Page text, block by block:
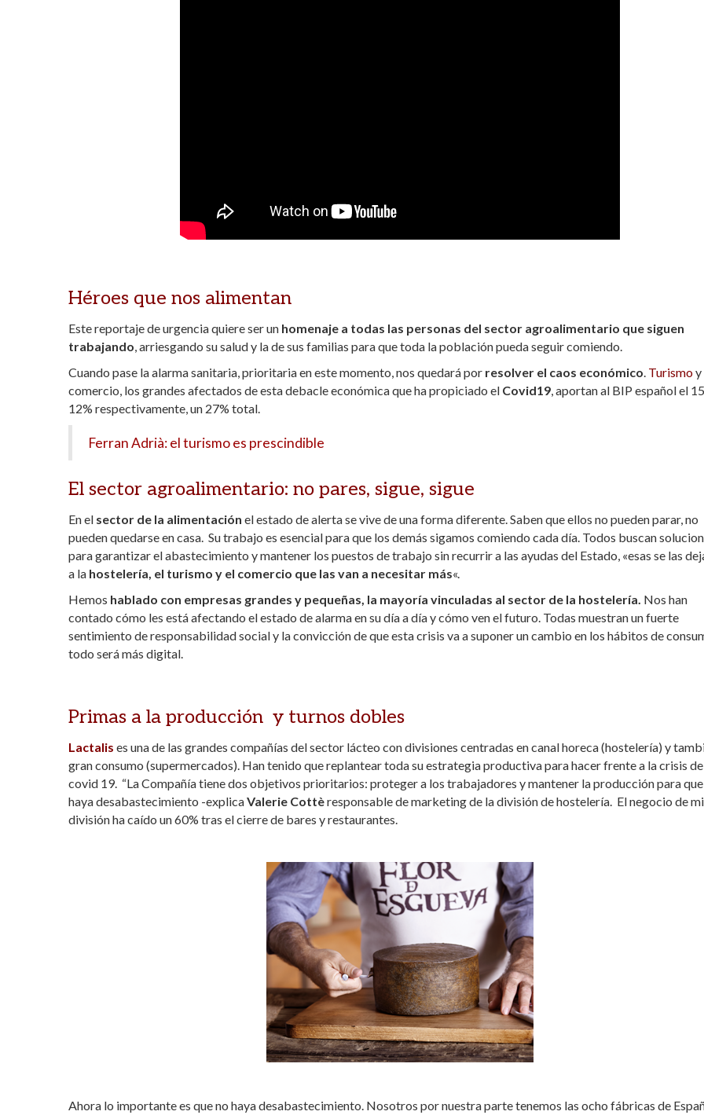
Héroes que nos alimentan
Este reportaje de urgencia quiere ser un homenaje a todas las personas del sector agroalimentario que siguen
trabajando, arriesgando su salud y la de sus familias para que toda la población pueda seguir comiendo.
Cuando pase la alarma sanitaria, prioritaria en este momento, nos quedará por resolver el caos económico. Turismoy
comercio, los grandes afectados de esta debacle económica que ha propiciado el Covid19, aportan al BIP español el
12% respectivamente, un 27% total.
Ferran Adrià: el turismo es prescindible
El sector agroalimentario: no pares, sigue, sigue
En el sector de la alimentación el estado de alerta se vive de una forma diferente. Saben que ellos no pueden parar, no
pueden quedarse en casa. Su trabajo es esencial para que los demás sigamos comiendo cada día. Todos buscan
para garantizar el abastecimiento y mantener los puestos de trabajo sin recurrir a las ayudas del Estado, «esas se las
a la hostelería, el turismo y el comercio que las van a necesitar más«.
Hemos hablado con empresas grandes y pequeñas, la mayoría vinculadas al sector de la hostelería. Nos han
contado cómo les está afectando el estado de alarma en su día a día y cómo ven el futuro. Todas muestran un fuerte
sentimiento de responsabilidad social y la convicción de que esta crisis va a suponer un cambio en los hábitos de
todo será más digital.
Primas a la producción y turnos dobles
Lactalis es una de las grandes compañías del sector lácteo con divisiones centradas en canal horeca (hostelería) y
gran consumo (supermercados). Han tenido que replantear toda su estrategia productiva para hacer frente a la crisis
covid 19. “La Compañía tiene dos objetivos prioritarios: proteger a los trabajadores y mantener la producción para
haya desabastecimiento -explicaValerie Cottèresponsable de marketing de la división de hostelería. El negocio de mi
división ha caído un 60% tras el cierre de bares y restaurantes.
Ahora lo importante es que no haya desabastecimiento. Nosotros por nuestra parte tenemos las ocho fábricas de